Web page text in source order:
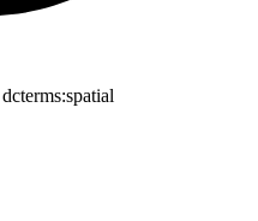
dcterms:spatial